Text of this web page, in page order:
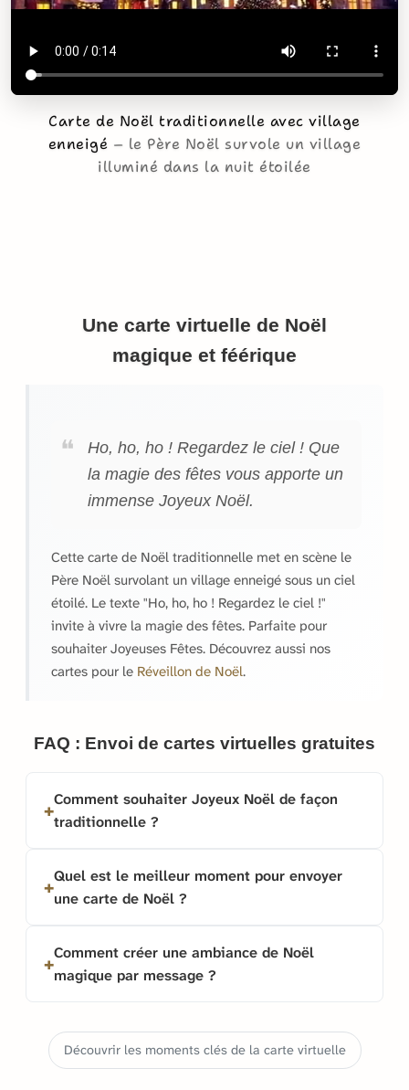
Carte de Noël traditionnelle avec village
enneigé
le Père Noël survole un village
illuminé dans la nuit étoilée
Une carte virtuelle de Noël
magique et féérique
Ho, ho, ho ! Regardez le ciel ! Que
la magie des fêtes vous apporte un
immense Joyeux Noël.
Cette carte de Noël traditionnelle met en scène le
Père Noël survolant un village enneigé sous un ciel
étoilé. Le texte "Ho, ho, ho ! Regardez le ciel !"
invite à vivre la magie des fêtes. Parfaite pour
souhaiter Joyeuses Fêtes. Découvrez aussi nos
cartes pour le Réveillon de Noël.
FAQ : Envoi de cartes virtuelles gratuites
Comment souhaiter Joyeux Noël de façon
traditionnelle ?
Quel est le meilleur moment pour envoyer
une carte de Noël ?
Comment créer une ambiance de Noël
magique par message ?
Découvrir les moments clés de la carte virtuelle